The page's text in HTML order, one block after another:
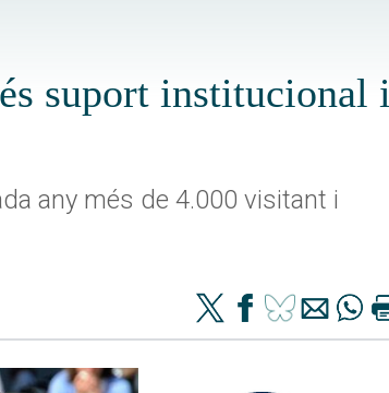
suport institucional i
any més de 4.000 visitant i